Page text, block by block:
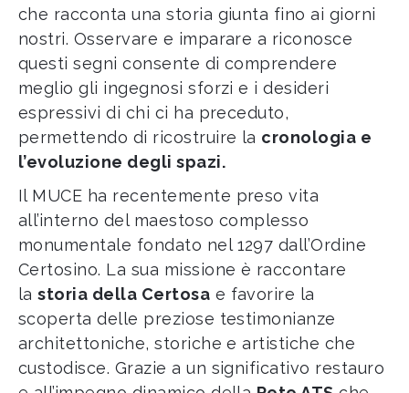
che racconta una storia giunta fino ai giorni
nostri. Osservare e imparare a riconosce
questi segni consente di comprendere
meglio gli ingegnosi sforzi e i desideri
espressivi di chi ci ha preceduto,
permettendo di ricostruire la cronologia e
l’evoluzione degli spazi.
Il MUCE ha recentemente preso vita
all’interno del maestoso complesso
monumentale fondato nel 1297 dall’Ordine
Certosino. La sua missione è raccontare
lastoria della Certosa e favorire la
scoperta delle preziose testimonianze
architettoniche, storiche e artistiche che
custodisce. Grazie a un significativo restauro